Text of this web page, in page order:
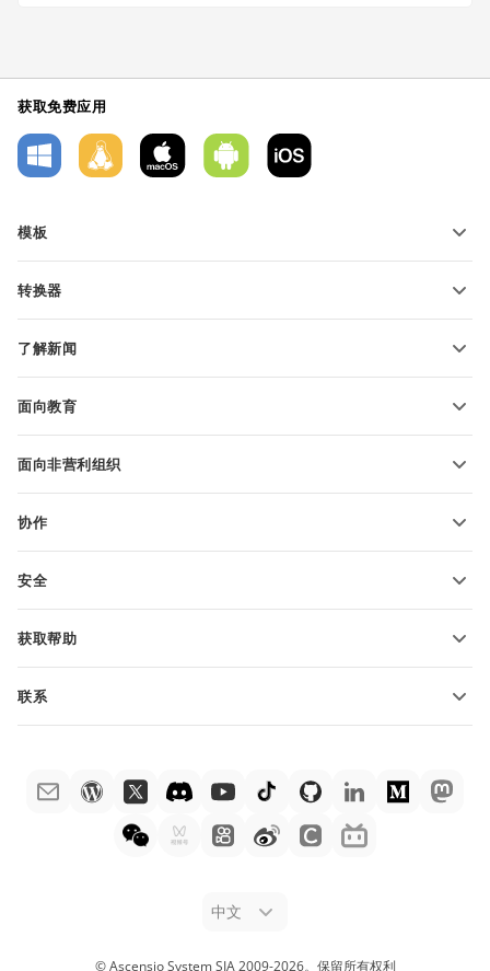
获取免费应用
模板
文本文档模板
转换器
转换电子表格
了解新闻
面向教育
适用于教育人士
面向非营利组织
申请免费帐户
协作
翻译人员
安全
获取帮助
帮助中心
白皮书
联系
媒体咨询
press@onlyoffice.com
中文
© Ascensio System SIA 2009-2026。 保留所有权利